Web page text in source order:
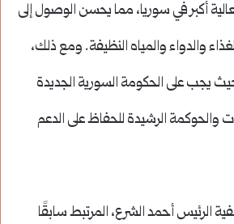
أكبر في سوريا، مما يحسن الوصول إلى
والدواء والمياه النظيفة. ومع ذلك،
يجب على الحكومة السورية الجديدة
والحوكمة الرشيدة للحفاظ على الدعم
الرئيس أحمد الشرع، المرتبط سابقًا